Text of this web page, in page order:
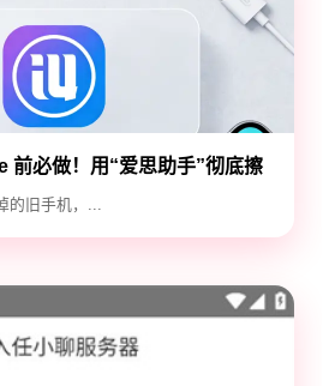
前必做！用“爱思助手”彻底擦
露
的旧手机，...